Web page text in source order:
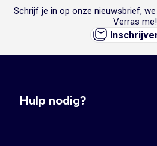
Schrijf je in op onze nieuwsbrief,
Verras me!
Hulp nodig?